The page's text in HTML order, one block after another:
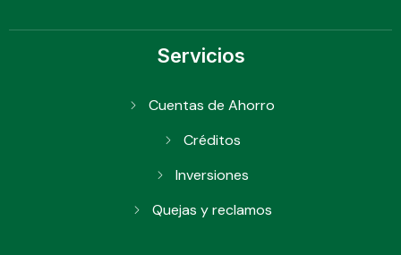
Servicios
Cuentas de Ahorro
Créditos
Inversiones
Quejas y reclamos